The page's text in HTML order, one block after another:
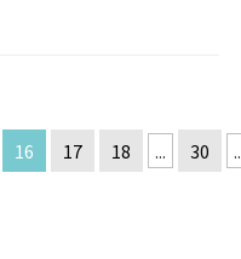
16 17 18 ... 30